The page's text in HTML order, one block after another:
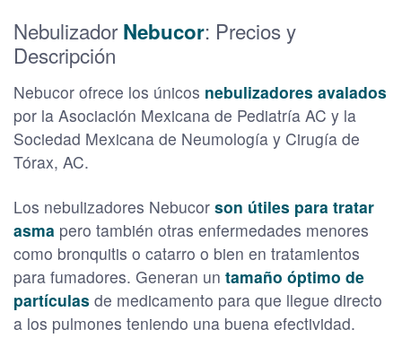
NebulizadorNebucor: Precios y
Descripción
Nebucor ofrece los únicos nebulizadores avalados
por la Asociación Mexicana de Pediatría AC y la
Sociedad Mexicana de Neumología y Cirugía de
Tórax, AC.
Los nebulizadores Nebucor son útiles para tratar
asma pero también otras enfermedades menores
como bronquitis o catarro o bien en tratamientos
para fumadores. Generan un tamaño óptimo de
partículas de medicamento para que llegue directo
a los pulmones teniendo una buena efectividad.